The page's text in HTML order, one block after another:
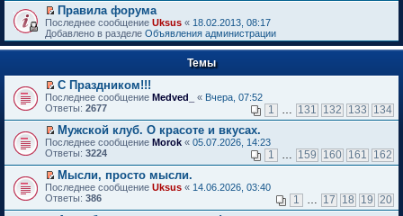
й
т
и
к
п
в
о
м
у
н
е
п
р
о
ч
и
т
а
П
е
р
е
т
и
к
п
р
в
о
м
у
н
е
п
р
Правила форума
Последнее сообщение Uksus « 18.02.2013, 08:17
Добавлено в разделе Объявления администрации
Темы
П
е
е
й
т
и
к
п
е
р
в
С Праздником!!!
Последнее сообщение Medved_ « Вчера, 07:52
Ответы: 2677 1 131 132 133 134
П
е
е
й
т
и
Мужской клуб. О красоте и вкусах.
Последнее сообщение Morok « 05.07.2026, 14:23
Ответы: 3224 1 159 160 161 162
П
е
Мысли, просто мысли.
Последнее сообщение Uksus « 14.06.2026, 03:40
Ответы: 386 1 17 18 19 20